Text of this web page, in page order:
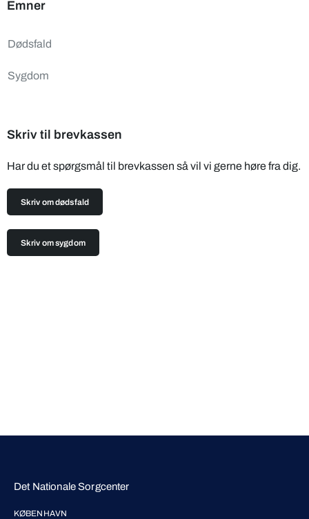
Emner
Dødsfald
Sygdom
Skriv til brevkassen
Har du et spørgsmål til brevkassen så vil vi gerne høre fra dig.
Skriv om dødsfald
Skriv om sygdom
Det Nationale Sorgcenter
KØBENHAVN